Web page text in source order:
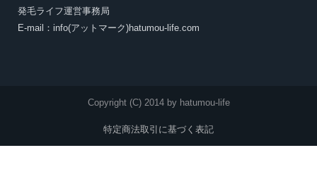
発毛ライフ運営事務局
E-mail：info(アットマーク)hatumou-life.com
Copyright (C) 2014 by hatumou-life
特定商法取引に基づく表記